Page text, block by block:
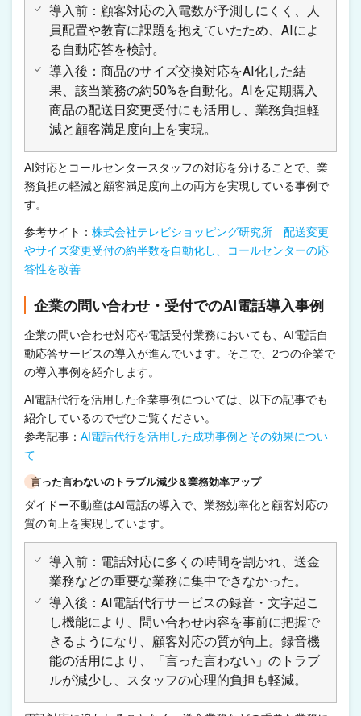
導入前：顧客対応の入電数が予測しにくく、人
員配置や教育に課題を抱えていたため、AIによ
る自動応答を検討。
導入後：商品のサイズ交換対応をAI化した結
果、該当業務の約50%を自動化。AIを定期購入
商品の配送日変更受付にも活用し、業務負担軽
減と顧客満足度向上を実現。
AI対応とコールセンタースタッフの対応を分けることで、業
務負担の軽減と顧客満足度向上の両方を実現している事例で
す。
参考サイト： 株式会社テレビショッピング研究所 配送変更
やサイズ変更受付の約半数を自動化し、コールセンターの応
答性を改善
企業の問い合わせ・受付でのAI電話導入事例
企業の問い合わせ対応や電話受付業務においても、AI電話自
動応答サービスの導入が進んでいます。そこで、2つの企業で
の導入事例を紹介します。
AI電話代行を活用した企業事例については、以下の記事でも
紹介しているのでぜひご覧ください。
参考記事： AI電話代行を活用した成功事例とその効果につい
て
言った言わないのトラブル減少＆業務効率アップ
ダイドー不動産はAI電話の導入で、業務効率化と顧客対応の
質の向上を実現しています。
導入前：電話対応に多くの時間を割かれ、送金
業務などの重要な業務に集中できなかった。
導入後：AI電話代行サービスの録音・文字起こ
し機能により、問い合わせ内容を事前に把握で
きるようになり、顧客対応の質が向上。録音機
能の活用により、「言った言わない」のトラブ
ルが減少し、スタッフの心理的負担も軽減。